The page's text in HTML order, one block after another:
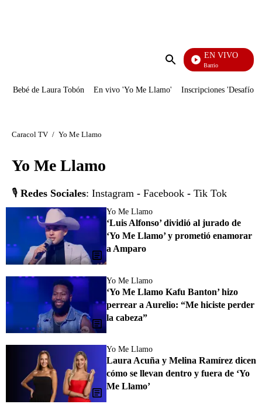
Enviar
EN VIVO
María La Del Barrio
Bebé de Laura Tobón En vivo 'Yo Me Llamo' Inscripciones 'Desafío'
Caracol TV / Yo Me Llamo
Yo Me Llamo
🎙️ Redes Sociales: Instagram - Facebook - Tik Tok
Yo Me Llamo
‘Luis Alfonso’ dividió al jurado de
‘Yo Me Llamo’ y prometió enamorar
a Amparo
Yo Me Llamo
‘Yo Me Llamo Kafu Banton’ hizo
perrear a Aurelio: “Me hiciste perder
la cabeza”
Yo Me Llamo
Laura Acuña y Melina Ramírez dicen
cómo se llevan dentro y fuera de ‘Yo
Me Llamo’